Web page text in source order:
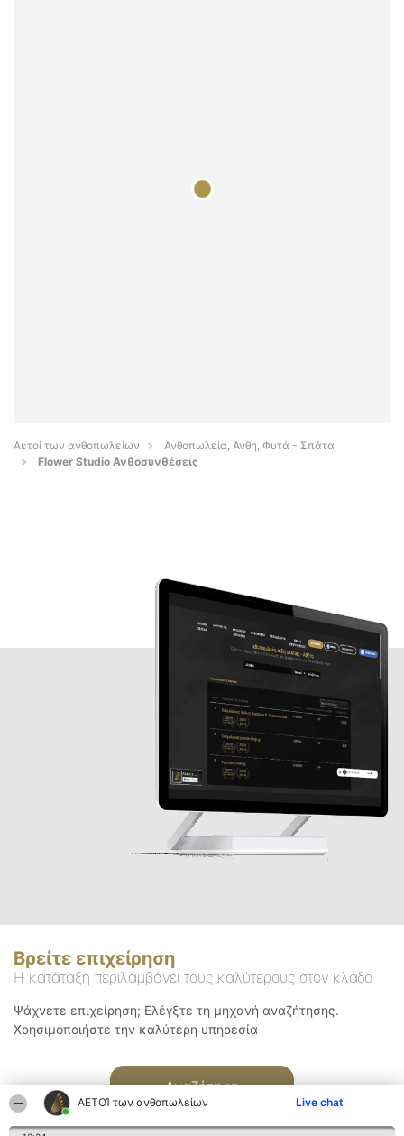
ΑΕΤΟΊ των ανθοπωλείων Live chat
Αετοί των ανθοπωλείων
Ανθοπωλεία, Άνθη, Φυτά - Σπάτα
Flower Studio Ανθοσυνθέσεις
Βρείτε επιχείρηση
Η κατάταξη περιλαμβάνει τους καλύτερους στον κλάδο
Ψάχνετε επιχείρηση; Ελέγξτε τη μηχανή αναζήτησης.
Χρησιμοποιήστε την καλύτερη υπηρεσία
Αναζήτηση